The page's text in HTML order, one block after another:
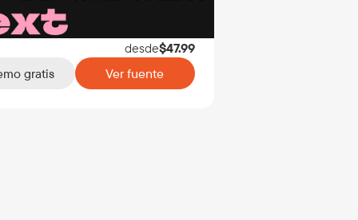
desde$47.99
gratis
Ver fuente